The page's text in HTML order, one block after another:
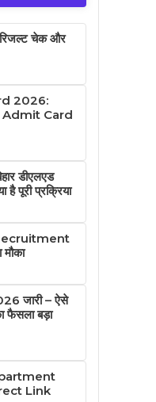
चेक और
2026:
Card
डीएलएड
पूरी प्रक्रिया
जारी – ऐसे
फैसला बड़ा
Link